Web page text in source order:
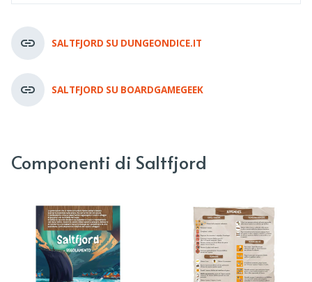
SALTFJORD SU DUNGEONDICE.IT
SALTFJORD SU BOARDGAMEGEEK
Componenti di Saltfjord